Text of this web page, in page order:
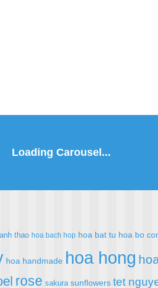
thao hoa bach hop hoa bat tu hoa bo
hoa handmade hoa hong
rose sakura sunflowers tet